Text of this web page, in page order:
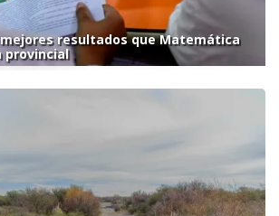
resultados que Matemática
provincial